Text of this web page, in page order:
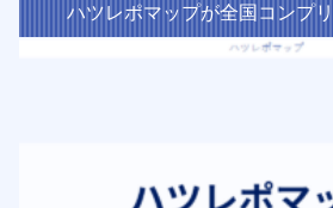
ハツレポマップが全国コンプ